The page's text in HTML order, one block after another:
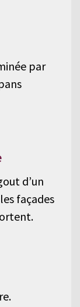
par
d’un
façades